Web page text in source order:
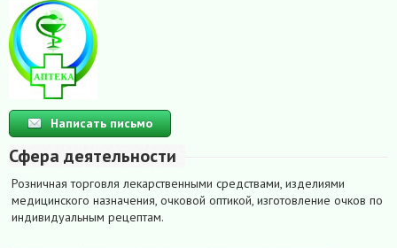
Написать письмо
Сфера деятельности
Розничная торговля лекарственными средствами, изделиями
медицинского назначения, очковой оптикой, изготовление очков по
индивидуальным рецептам.